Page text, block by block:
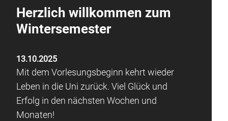
Herzlich willkommen zum
Wintersemester
13.10.2025
Mit dem Vorlesungsbeginn kehrt wieder
Leben in die Uni zurück. Viel Glück und
Erfolg in den nächsten Wochen und
Monaten!